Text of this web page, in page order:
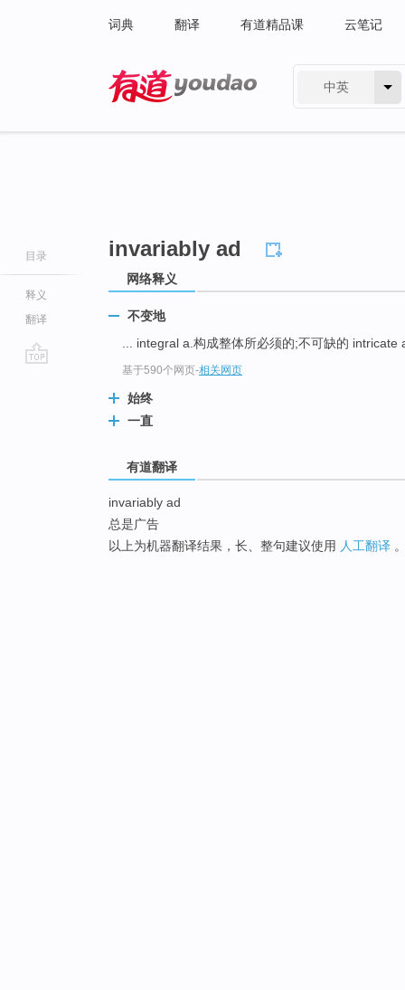
词典 翻译 有道精品课 云笔记
中英
目录
释义
翻译
invariably ad
网络释义
不变地
... integral a.构成整体所必须的;不可缺的
基于590个网页-相关网页
始终
一直
有道翻译
invariably ad
总是广告
以上为机器翻译结果，长、整句建议使用 人工翻译